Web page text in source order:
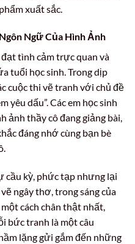
xuất sắc.
Ngữ Của Hình Ảnh
tình cảm trực quan và
tuổi học sinh. Trong dịp
cuộc thi vẽ tranh với chủ đề
yêu dấu”. Các em học sinh
ảnh thầy cô đang giảng bài,
đáng nhớ cùng bạn bè
cầu kỳ, phức tạp nhưng lại
ngây thơ, trong sáng của
cách chân thật nhất,
bức tranh là một câu
lặng gửi gắm đến những